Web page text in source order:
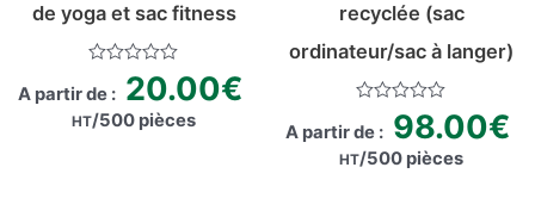
de yoga et sac fitness
0
out
of
A partir de : 20.00€
HT/500 pièces
recyclée (sac
ordinateur/sac à langer)
0
out
of
A partir de : 98.00€
HT/500 pièces